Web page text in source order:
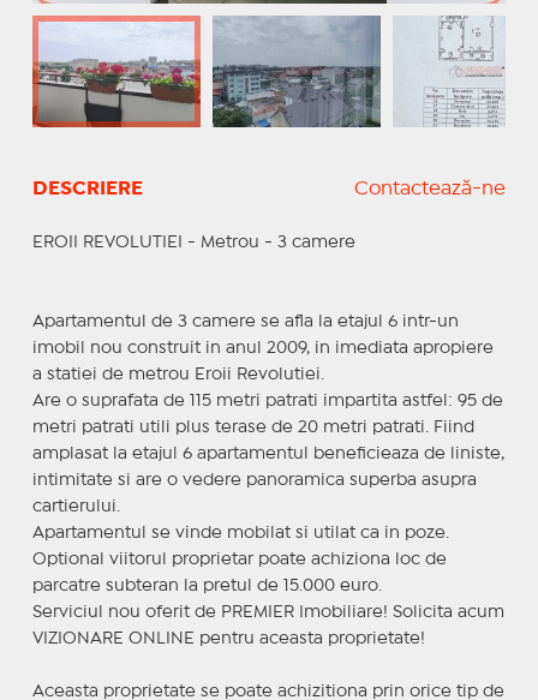
DESCRIERE Contactează-ne
EROII REVOLUTIEI - Metrou - 3 camere
Apartamentul de 3 camere se afla la etajul 6 intr-un
imobil nou construit in anul 2009, in imediata apropiere
a statiei de metrou Eroii Revolutiei.
Are o suprafata de 115 metri patrati impartita astfel: 95 de
metri patrati utili plus terase de 20 metri patrati. Fiind
amplasat la etajul 6 apartamentul beneficieaza de liniste,
intimitate si are o vedere panoramica superba asupra
cartierului.
Apartamentul se vinde mobilat si utilat ca in poze.
Optional viitorul proprietar poate achiziona loc de
parcatre subteran la pretul de 15.000 euro.
Serviciul nou oferit de PREMIER Imobiliare! Solicita acum
VIZIONARE ONLINE pentru aceasta proprietate!
Aceasta proprietate se poate achizitiona prin orice tip de